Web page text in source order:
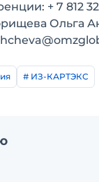
+ 7 812
Ольга
# ИЗ-КАРТЭКС